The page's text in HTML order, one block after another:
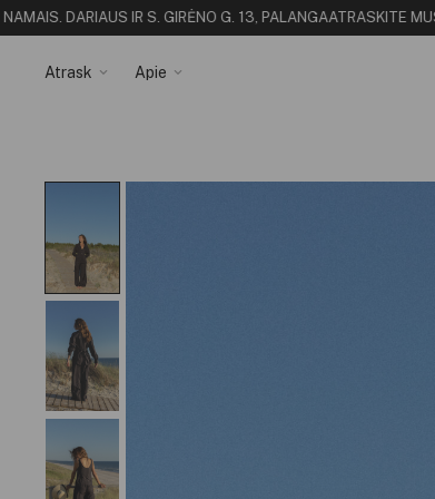
S. DARIAUS IR S. GIRĖNO G. 13, PALANGAATRASKITE MUS
Atrask
Apie